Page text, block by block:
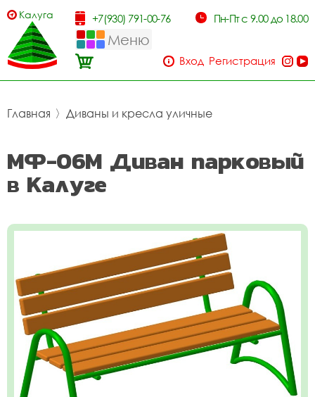
Калуга +7(930) 791-00-76 Пн-Пт с 9.00 до 18.00
Меню
Вход Регистрация
Главная 〉 Диваны и кресла уличные
МФ-06М Диван парковый
в Калуге